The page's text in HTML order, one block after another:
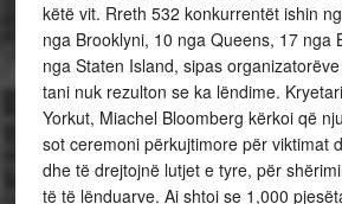
këtë vit. Rreth 532 konkurrentët ishin
nga Brooklyni, 10 nga Queens, 17 nga
nga Staten Island, sipas
tani nuk rezulton se ka lëndime.
Yorkut, Miachel Bloomberg kërkoi që
sot ceremoni përkujtimore për viktimat
dhe të drejtojnë lutjet e tyre, për
të të lënduarve. Ai shtoi se 1,000